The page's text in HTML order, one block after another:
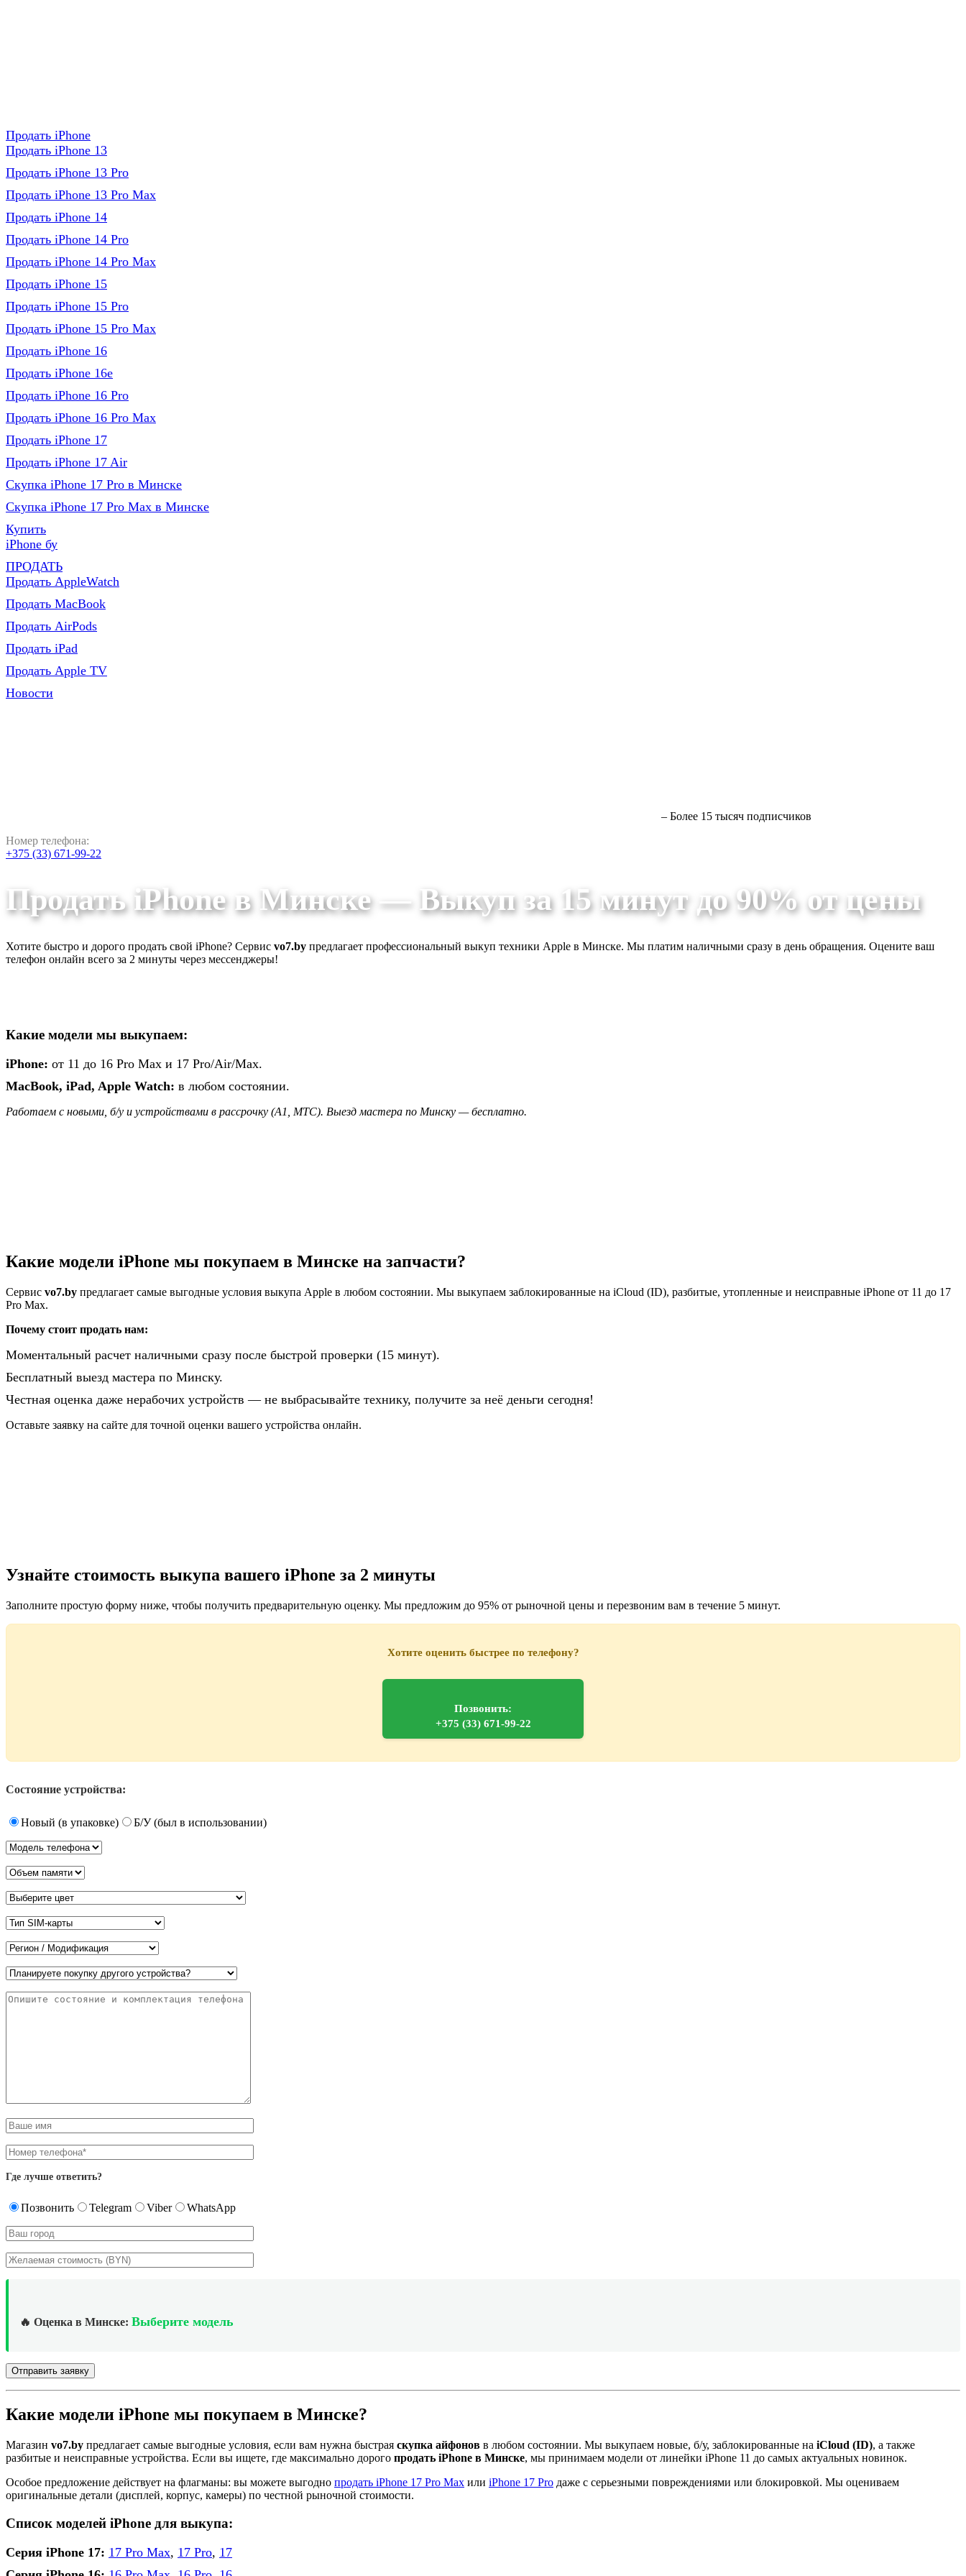
Продать iPhone
Продать iPhone 13
Продать iPhone 13 Pro
Продать iPhone 13 Pro Max
Продать iPhone 14
Продать iPhone 14 Pro
Продать iPhone 14 Pro Max
Продать iPhone 15
Продать iPhone 15 Pro
Продать iPhone 15 Pro Max
Продать iPhone 16
Продать iPhone 16e
Продать iPhone 16 Pro
Продать iPhone 16 Pro Max
Продать iPhone 17
Продать iPhone 17 Air
Скупка iPhone 17 Pro в Минске
Скупка iPhone 17 Pro Max в Минске
Купить
iPhone бу
ПРОДАТЬ
Продать AppleWatch
Продать MacBook
Продать AirPods
Продать iPad
Продать Apple TV
Новости
– Более 15 тысяч подписчиков
Номер телефона:
+375 (33) 671-99-22
Продать iPhone в Минске — Выкуп за 15 минут до 90% от цены
Хотите быстро и дорого продать свой iPhone? Сервис vo7.by предлагает профессиональный выкуп техники Apple в Минске. Мы платим наличными сразу в день обращения. Оцените ваш
телефон онлайн всего за 2 минуты через мессенджеры!
Какие модели мы выкупаем:
iPhone: от 11 до 16 Pro Max и 17 Pro/Air/Max.
MacBook, iPad, Apple Watch: в любом состоянии.
Работаем с новыми, б/у и устройствами в рассрочку (А1, МТС). Выезд мастера по Минску — бесплатно.
Какие модели iPhone мы покупаем в Минске на запчасти?
Сервис vo7.by предлагает самые выгодные условия выкупа Apple в любом состоянии. Мы выкупаем заблокированные на iCloud (ID), разбитые, утопленные и неисправные iPhone от 11 до 17
Pro Max.
Почему стоит продать нам:
Моментальный расчет наличными сразу после быстрой проверки (15 минут).
Бесплатный выезд мастера по Минску.
Честная оценка даже нерабочих устройств — не выбрасывайте технику, получите за неё деньги сегодня!
Оставьте заявку на сайте для точной оценки вашего устройства онлайн.
Узнайте стоимость выкупа вашего iPhone за 2 минуты
Заполните простую форму ниже, чтобы получить предварительную оценку. Мы предложим до 95% от рыночной цены и перезвоним вам в течение 5 минут.
Хотите оценить быстрее по телефону?
Позвонить:
+375 (33) 671-99-22
Состояние устройства:
Новый (в упаковке) Б/У (был в использовании)
Где лучше ответить?
Позвонить Telegram Viber WhatsApp
🔥 Оценка в Минске: Выберите модель
Какие модели iPhone мы покупаем в Минске?
Магазин vo7.by предлагает самые выгодные условия, если вам нужна быстрая скупка айфонов в любом состоянии. Мы выкупаем новые, б/у, заблокированные на iCloud (ID), а также
разбитые и неисправные устройства. Если вы ищете, где максимально дорого продать iPhone в Минске, мы принимаем модели от линейки iPhone 11 до самых актуальных новинок.
Особое предложение действует на флагманы: вы можете выгодно продать iPhone 17 Pro Max или iPhone 17 Pro даже с серьезными повреждениями или блокировкой. Мы оцениваем
оригинальные детали (дисплей, корпус, камеры) по честной рыночной стоимости.
Список моделей iPhone для выкупа:
Серия iPhone 17: 17 Pro Max, 17 Pro, 17